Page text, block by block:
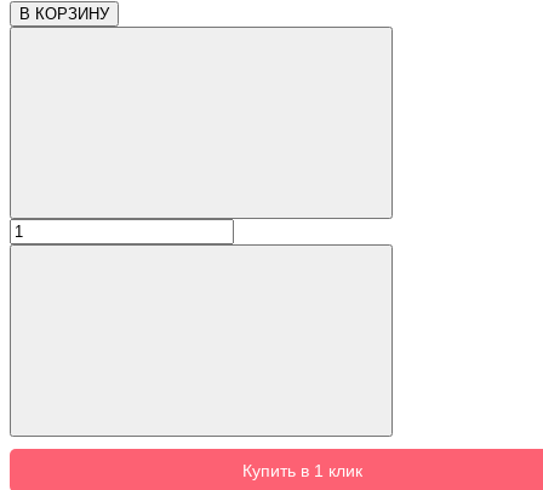
В КОРЗИНУ
Купить в 1 клик